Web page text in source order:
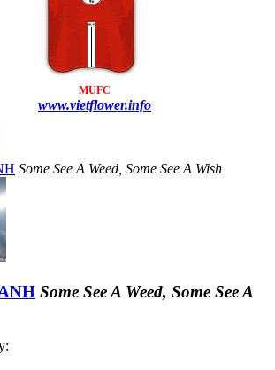
MUFC
www.vietflower.info
Some See A Weed, Some See A Wish
Some See A Weed, Some See A